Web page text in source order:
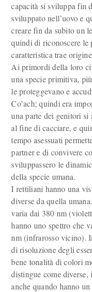
capacità si sviluppa fin
sviluppato nell’uovo e
creare fin da subito un
quindi di riconoscere le
caratteristica trae
Ai primordi della loro
una specie primitiva,
le proteggevano e
Co’ach; quindi era
una parte dei genitori si
al fine di cacciare, e
tempo asessuati
partner e di convivere
sviluppassero le
della specie umana.
I rettiliani hanno una
diverse da quella
varia dai 380 nm
hanno uno spettro che
nm (infrarosso vicino).
di risoluzione degli
bene tonalità di colori
distingue come
anche quando hanno